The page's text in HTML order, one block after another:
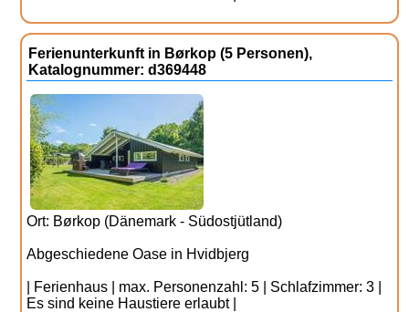
Ferienunterkunft in Børkop (5 Personen),
Katalognummer: d369448
Ort: Børkop (Dänemark - Südostjütland)
Abgeschiedene Oase in Hvidbjerg
| Ferienhaus | max. Personenzahl: 5 | Schlafzimmer: 3 |
Es sind keine Haustiere erlaubt |